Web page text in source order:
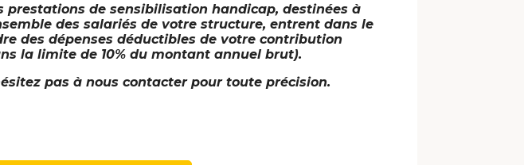
prestations de sensibilisation handicap, destinées à
des salariés de votre structure, entrent dans le
des dépenses déductibles de votre contribution
la limite de 10% du montant annuel brut).
pas à nous contacter pour toute précision.